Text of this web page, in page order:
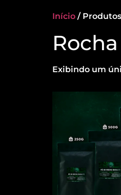
Início /
Exibindo um